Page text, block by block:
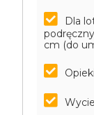
Dla
cm (do